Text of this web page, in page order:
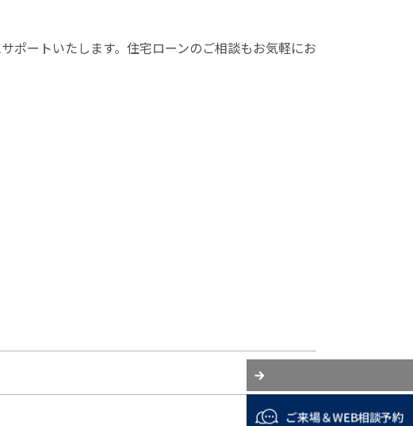
ポートいたします。住宅ローンのご相談もお気軽にお